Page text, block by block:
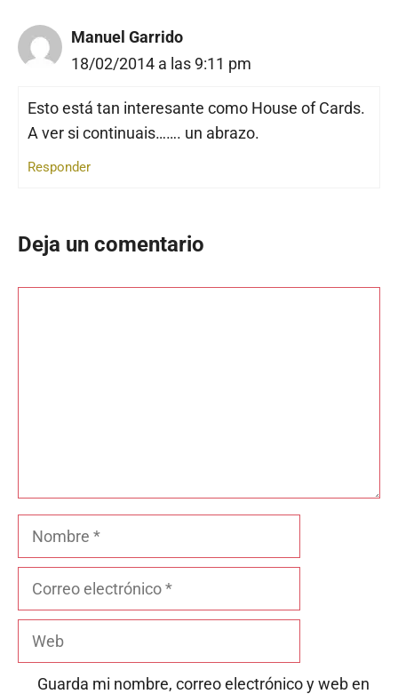
Manuel Garrido
18/02/2014 a las 9:11 pm
Esto está tan interesante como House of Cards.
A ver si continuais……. un abrazo.
Responder
Deja un comentario
Nombre
Guarda mi nombre, correo electrónico y web en